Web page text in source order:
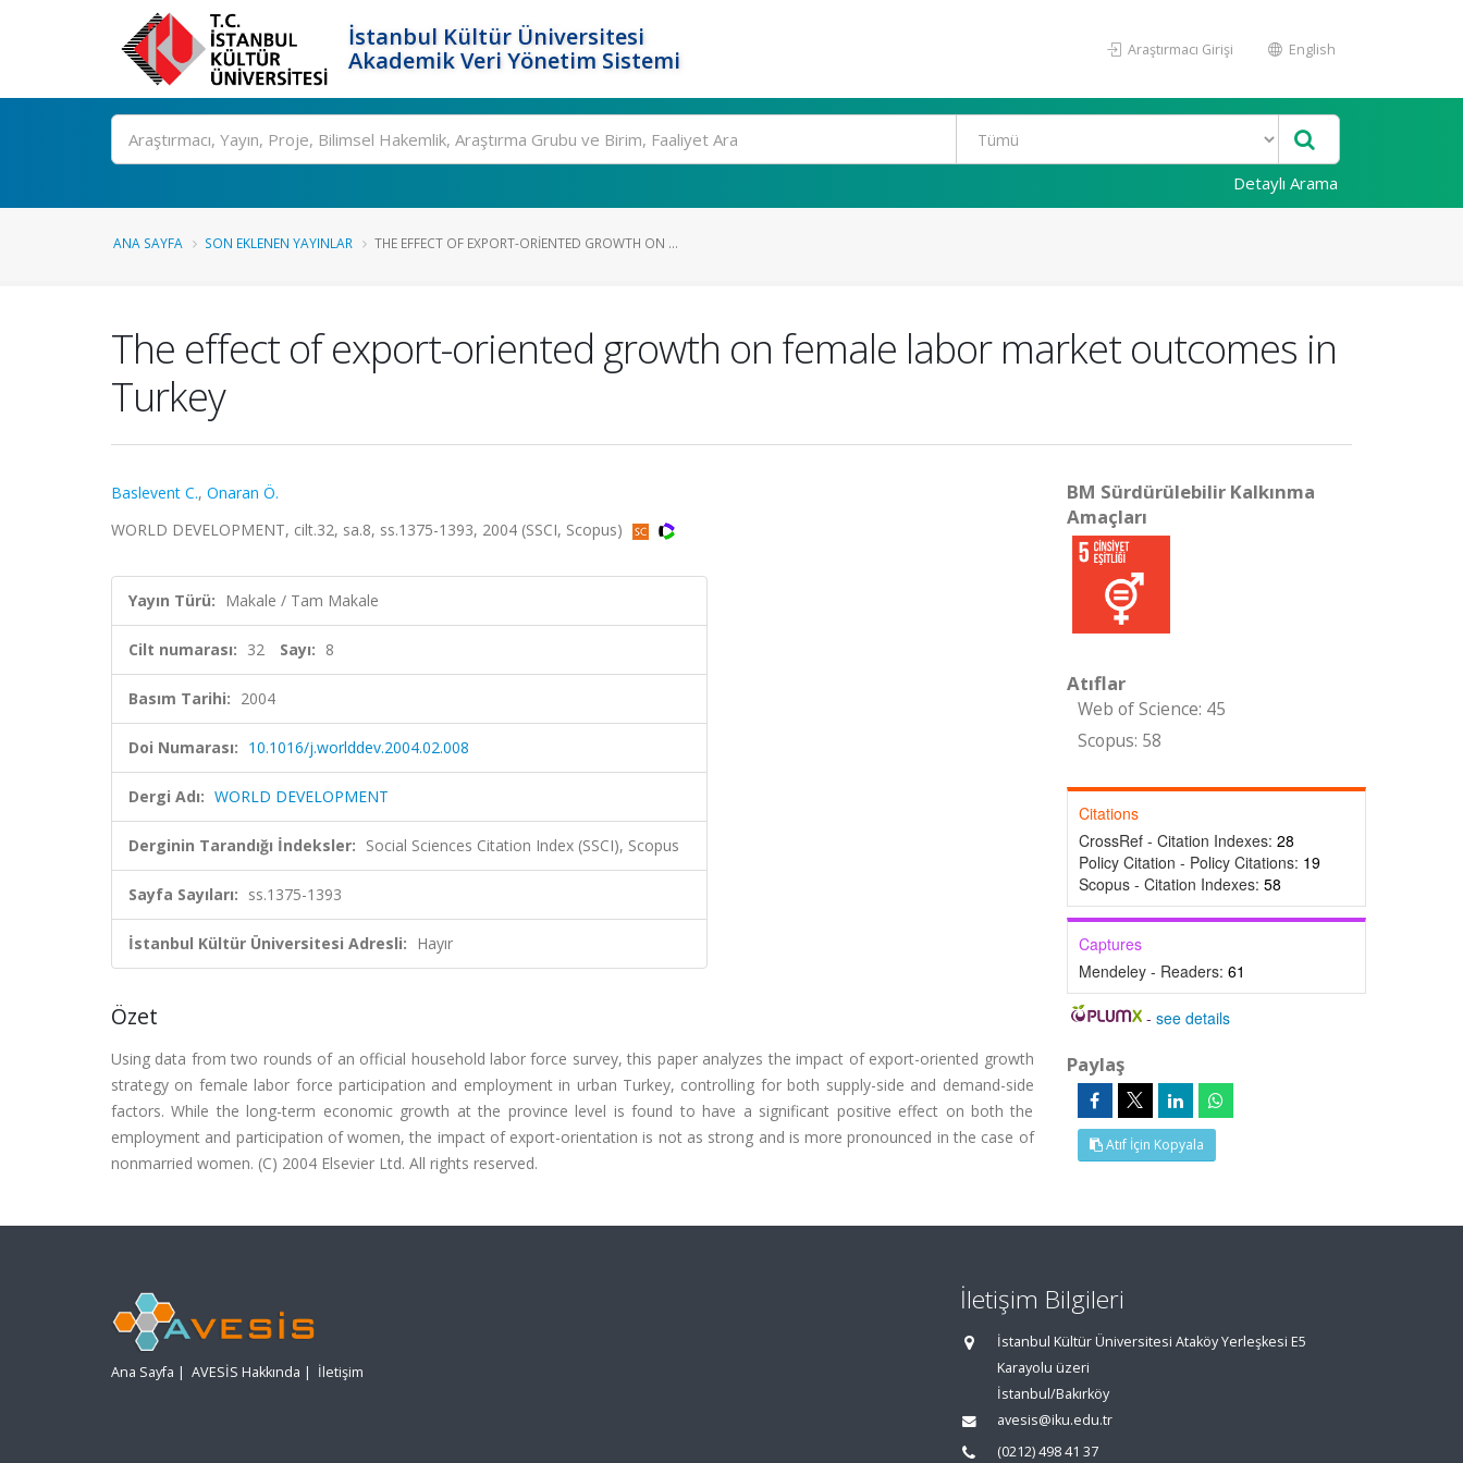
İstanbul Kültür Üniversitesi
Akademik Veri Yönetim Sistemi
Araştırmacı Girişi English
Ara
Detaylı Arama
ANA SAYFA SON EKLENEN YAYINLAR THE EFFECT OF EXPORT-ORIENTED GROWTH ON ...
The effect of export-oriented growth on female labor market outcomes in
Turkey
Baslevent C., Onaran Ö.
WORLD DEVELOPMENT, cilt.32, sa.8, ss.1375-1393, 2004 (SSCI, Scopus)
Yayın Türü: Makale / Tam Makale
Cilt numarası: 32 Sayı: 8
Basım Tarihi: 2004
Doi Numarası: 10.1016/j.worlddev.2004.02.008
Dergi Adı: WORLD DEVELOPMENT
Derginin Tarandığı İndeksler: Social Sciences Citation Index (SSCI), Scopus
Sayfa Sayıları: ss.1375-1393
İstanbul Kültür Üniversitesi Adresli: Hayır
Özet
Using data from two rounds of an official household labor force survey, this paper analyzes the impact of export-oriented growth
strategy on female labor force participation and employment in urban Turkey, controlling for both supply-side and demand-side
factors. While the long-term economic growth at the province level is found to have a significant positive effect on both the
employment and participation of women, the impact of export-orientation is not as strong and is more pronounced in the case of
nonmarried women. (C) 2004 Elsevier Ltd. All rights reserved.
BM Sürdürülebilir Kalkınma
Amaçları
Atıflar
Web of Science: 45
Scopus: 58
Citations
CrossRef - Citation Indexes: 28
Policy Citation - Policy Citations: 19
Scopus - Citation Indexes: 58
Captures
Mendeley - Readers: 61
-see details
Paylaş
Atıf İçin Kopyala
Ana Sayfa | AVESİS Hakkında | İletişim
İletişim Bilgileri
İstanbul Kültür Üniversitesi Ataköy Yerleşkesi E5
Karayolu üzeri
İstanbul/Bakırköy
avesis@iku.edu.tr
(0212) 498 41 37